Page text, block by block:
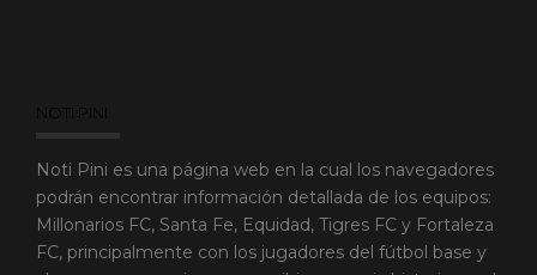
NOTI PINI
Noti Pini es una página web en la cual los navegadores
podrán encontrar información detallada de los equipos:
Millonarios FC, Santa Fe, Equidad, Tigres FC y Fortaleza
FC, principalmente con los jugadores del fútbol base y